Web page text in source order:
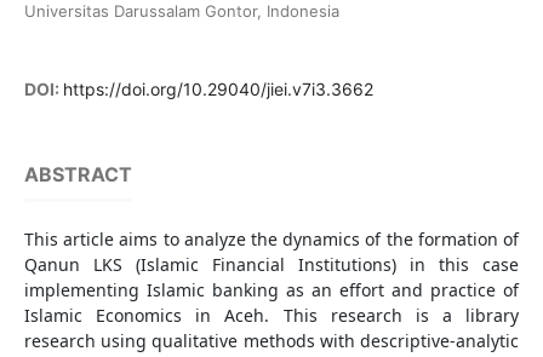
Universitas Darussalam Gontor, Indonesia
DOI: https://doi.org/10.29040/jiei.v7i3.3662
ABSTRACT
This article aims to analyze the dynamics of the formation of
Qanun LKS (Islamic Financial Institutions) in this case
implementing Islamic banking as an effort and practice of
Islamic Economics in Aceh. This research is a library
research using qualitative methods with descriptive-analytic